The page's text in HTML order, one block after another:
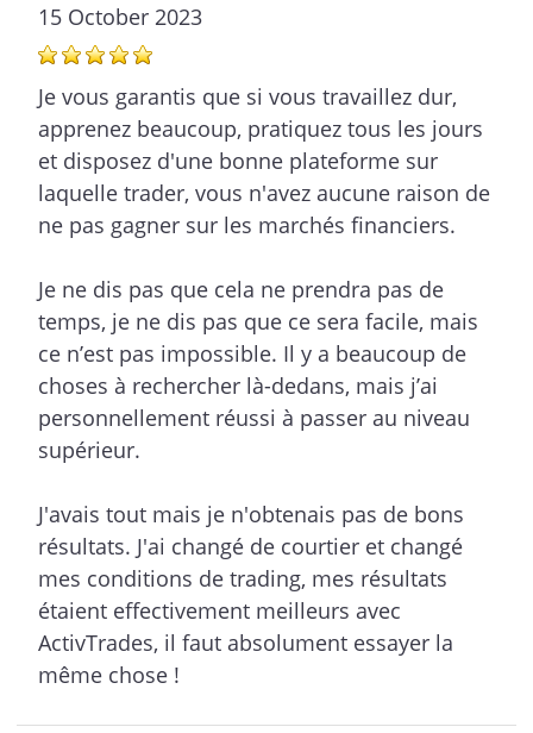
15 October 2023
Je vous garantis que si vous travaillez dur,
apprenez beaucoup, pratiquez tous les jours
et disposez d'une bonne plateforme sur
laquelle trader, vous n'avez aucune raison de
ne pas gagner sur les marchés financiers.
Je ne dis pas que cela ne prendra pas de
temps, je ne dis pas que ce sera facile, mais
ce n’est pas impossible. Il y a beaucoup de
choses à rechercher là-dedans, mais j’ai
personnellement réussi à passer au niveau
supérieur.
J'avais tout mais je n'obtenais pas de bons
résultats. J'ai changé de courtier et changé
mes conditions de trading, mes résultats
étaient effectivement meilleurs avec
ActivTrades, il faut absolument essayer la
même chose !